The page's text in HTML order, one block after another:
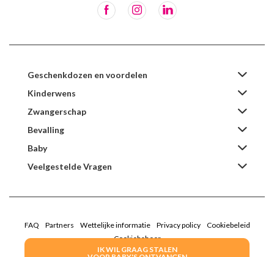
IK WIL GRAAG STALEN
Geschenkdozen en voordelen
Kinderwens
Zwangerschap
Bevalling
Baby
Veelgestelde Vragen
FAQ Partners Wettelijke informatie Privacy policy
Cookiebeleid
Cookiebeheer